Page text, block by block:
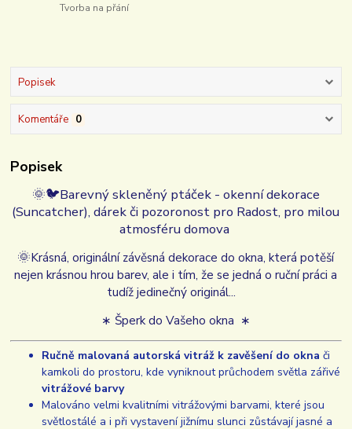
Tvorba na přání
Popisek
Komentáře 0
Popisek
🌞🐦Barevný skleněný ptáček - okenní dekorace
(Suncatcher), dárek či pozoronost pro Radost, pro milou
atmosféru domova
🌞Krásná, originální závěsná dekorace do okna, která potěší
nejen krásnou hrou barev, ale i tím, že se jedná o ruční práci a
tudíž jedinečný originál...
∗ Šperk do Vašeho okna ∗
Ručně malovaná autorská vitráž k zavěšení do oknači
kamkoli do prostoru, kde vyniknout průchodem světla zářivé
vitrážové barvy
Malováno velmi kvalitními vitrážovými barvami, které jsou
světlostálé a i při vystavení jižnímu slunci zůstávají jasné a